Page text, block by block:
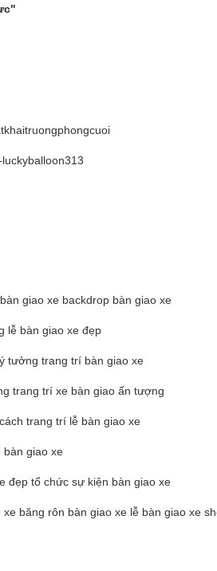
giao xe backdrop bàn giao xe
lễ bàn giao xe đẹp
tưởng trang trí bàn giao xe
trang trí xe bàn giao ấn tượng
trang trí lễ bàn giao xe
bàn giao xe
đẹp tổ chức sự kiện bàn giao xe
băng rôn bàn giao xe lễ bàn giao xe